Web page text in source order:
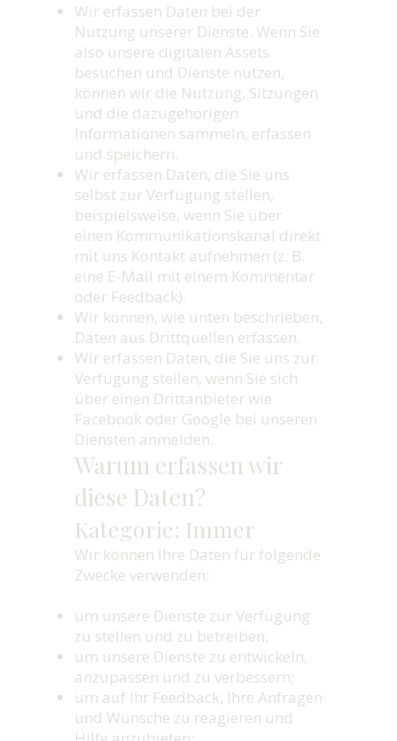
Wir erfassen Daten bei der
Nutzung unserer Dienste. Wenn Sie
also unsere digitalen Assets
besuchen und Dienste nutzen,
können wir die Nutzung, Sitzungen
und die dazugehörigen
Informationen sammeln, erfassen
und speichern.
Wir erfassen Daten, die Sie uns
selbst zur Verfügung stellen,
beispielsweise, wenn Sie über
einen Kommunikationskanal direkt
mit uns Kontakt aufnehmen (z. B.
eine E-Mail mit einem Kommentar
oder Feedback).
Wir können, wie unten beschrieben,
Daten aus Drittquellen erfassen.
Wir erfassen Daten, die Sie uns zur
Verfügung stellen, wenn Sie sich
über einen Drittanbieter wie
Facebook oder Google bei unseren
Diensten anmelden.
Warum erfassen wir
diese Daten?
Kategorie: Immer
Wir können Ihre Daten für folgende
Zwecke verwenden:
um unsere Dienste zur Verfügung
zu stellen und zu betreiben;
um unsere Dienste zu entwickeln,
anzupassen und zu verbessern;
um auf Ihr Feedback, Ihre Anfragen
und Wünsche zu reagieren und